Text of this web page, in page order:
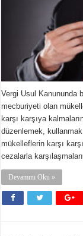
Vergi Usul Kanununda
mecburiyeti olan
karşı karşıya
düzenlemek,
mükelleflerin karşı
cezalarla
Devamını Oku »